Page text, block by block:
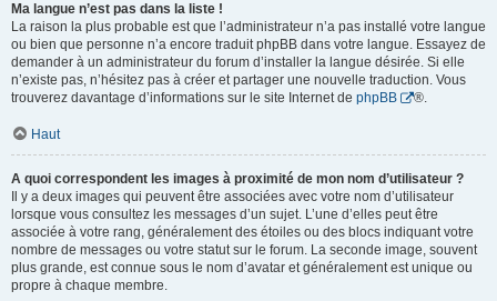
Ma langue n’est pas dans la liste !
La raison la plus probable est que l’administrateur n’a pas installé votre langue
ou bien que personne n’a encore traduit phpBB dans votre langue. Essayez de
demander à un administrateur du forum d’installer la langue désirée. Si elle
n’existe pas, n’hésitez pas à créer et partager une nouvelle traduction. Vous
trouverez davantage d’informations sur le site Internet de phpBB ®.
Haut
A quoi correspondent les images à proximité de mon nom d’utilisateur ?
Il y a deux images qui peuvent être associées avec votre nom d’utilisateur
lorsque vous consultez les messages d’un sujet. L’une d’elles peut être
associée à votre rang, généralement des étoiles ou des blocs indiquant votre
nombre de messages ou votre statut sur le forum. La seconde image, souvent
plus grande, est connue sous le nom d’avatar et généralement est unique ou
propre à chaque membre.